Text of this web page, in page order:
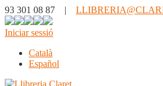
93 301 08 87 |
Iniciar sessió
Català
Español